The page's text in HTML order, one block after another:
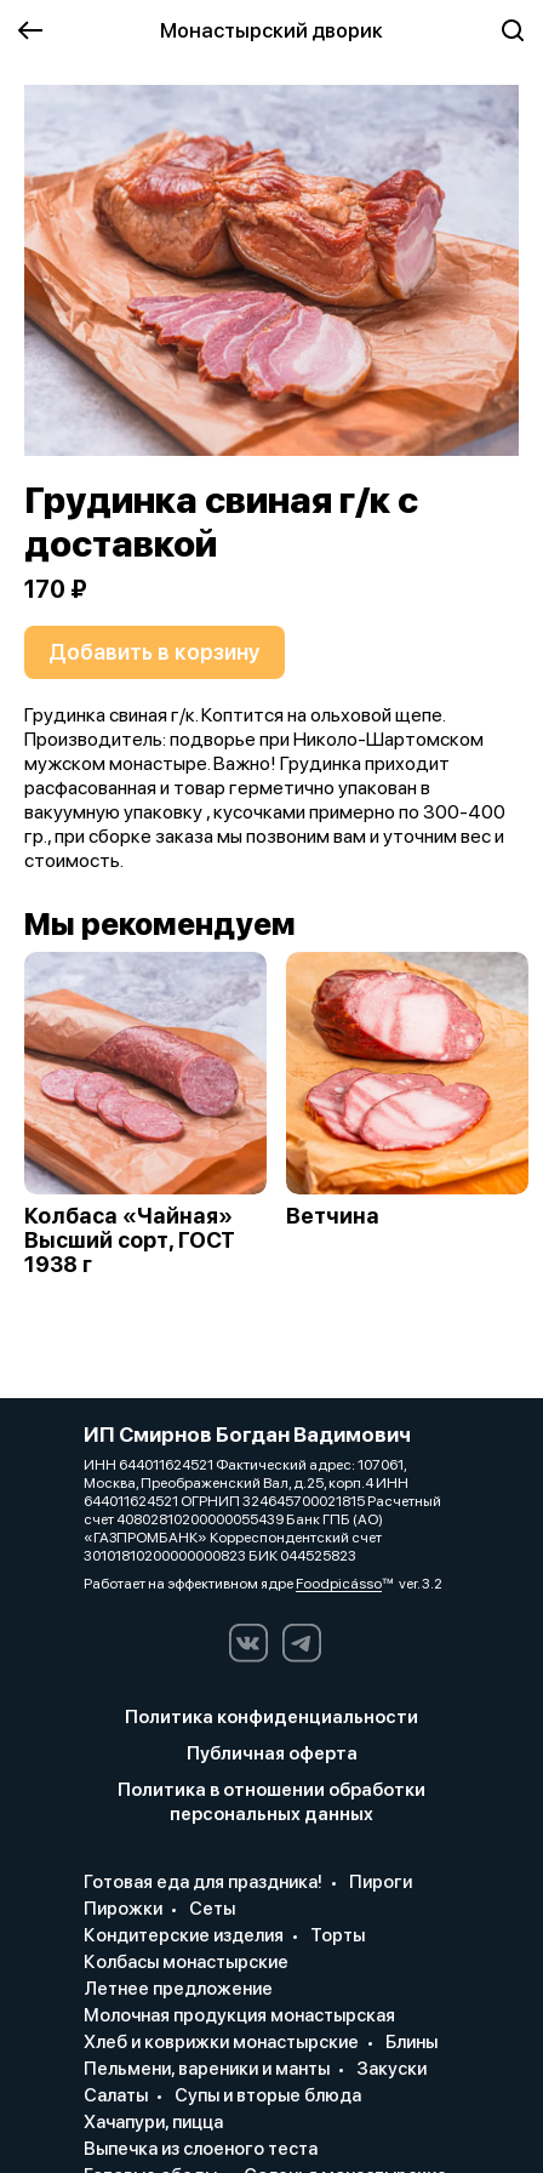
Монастырский дворик
Грудинка свиная г/к с
доставкой
170 ₽
Добавить в корзину
Грудинка свиная г/к. Коптится на ольховой щепе.
Производитель: подворье при Николо-Шартомском
мужском монастыре. Важно! Грудинка приходит
расфасованная и товар герметично упакован в
вакуумную упаковку , кусочками примерно по 300-400
гр., при сборке заказа мы позвоним вам и уточним вес и
стоимость.
Мы рекомендуем
Колбаса «Чайная»
Высший сорт, ГОСТ
1938 г
Ветчина
ИП Смирнов Богдан Вадимович
ИНН 644011624521 Фактический адрес: 107061,
Москва, Преображенский Вал, д.25, корп.4 ИНН
644011624521 ОГРНИП 324645700021815 Расчетный
счет 40802810200000055439 Банк ГПБ (АО)
«ГАЗПРОМБАНК» Корреспондентский счет
30101810200000000823 БИК 044525823
Работает на эффективном ядреFoodpicássover. 3.2
Политика конфиденциальности
Публичная оферта
Политика в отношении обработки
персональных данных
Готовая еда для праздника!
Пироги
Пирожки
Сеты
Кондитерские изделия
Торты
Колбасы монастырские
Летнее предложение
Молочная продукция монастырская
Хлеб и коврижки монастырские
Блины
Пельмени, вареники и манты
Закуски
Салаты
Супы и вторые блюда
Хачапури, пицца
Выпечка из слоеного теста